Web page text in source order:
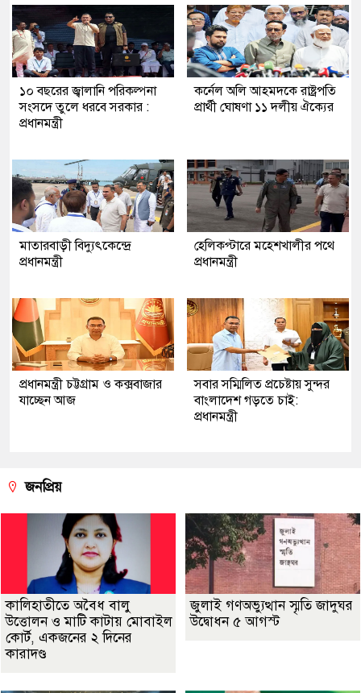
১০ বছরের জ্বালানি পরিকল্পনা
সংসদে তুলে ধরবে সরকার :
প্রধানমন্ত্রী
কর্নেল অলি আহমদকে রাষ্ট্রপতি
প্রার্থী ঘোষণা ১১ দলীয় ঐক্যের
মাতারবাড়ী বিদ্যুৎকেন্দ্রে
প্রধানমন্ত্রী
হেলিকপ্টারে মহেশখালীর পথে
প্রধানমন্ত্রী
প্রধানমন্ত্রী চট্টগ্রাম ও কক্সবাজার
যাচ্ছেন আজ
সবার সম্মিলিত প্রচেষ্টায় সুন্দর
বাংলাদেশ গড়তে চাই:
প্রধানমন্ত্রী
জনপ্রিয়
কালিহাতীতে অবৈধ বালু
উত্তোলন ও মাটি কাটায় মোবাইল
কোর্ট, একজনের ২ দিনের
কারাদণ্ড
জুলাই গণঅভ্যুত্থান স্মৃতি জাদুঘর
উদ্বোধন ৫ আগস্ট